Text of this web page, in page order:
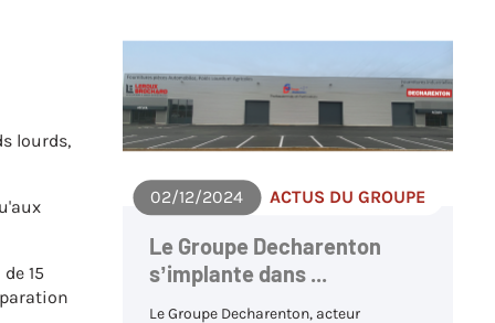
02/12/2024 ACTUS DU GROUPE
Le Groupe Decharenton
s’implante dans ...
Le Groupe Decharenton, acteur
lourds,
15